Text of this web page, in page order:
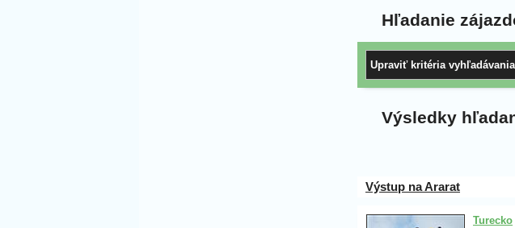
Hľadanie
Výsledky
Výstup na Ararat
Turecko